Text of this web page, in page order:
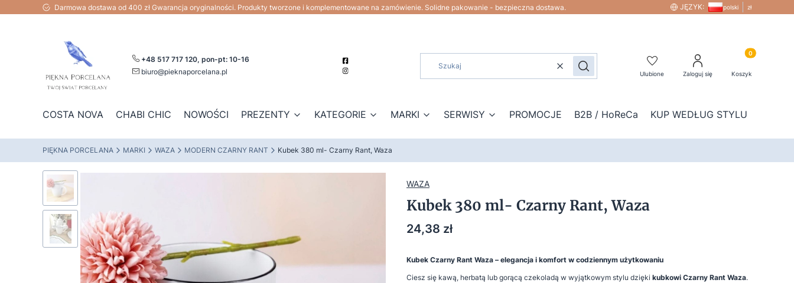
Darmowa dostawa od 400 zł Gwarancja oryginalności. Produkty tworzone i komplementowane na zamówienie. Solidne pakowanie - bezpieczna dostawa. JĘZYK: polski zł
+48 517 717 120, pon-pt: 10-16
biuro@pieknaporcelana.pl
WyczyśćSzukaj Ulubione Zaloguj się
Produkty w
Koszyk
COSTA NOVA CHABI CHIC NOWOŚCI PREZENTY KATEGORIE MARKI SERWISY PROMOCJE B2B / HoReCa KUP WEDŁUG STYLU
PIĘKNA PORCELANA MARKI WAZA MODERN CZARNY RANT Kubek 380 ml- Czarny Rant, Waza
WAZA
Kubek 380 ml- Czarny Rant, Waza
Cena
24,38 zł
Kubek Czarny Rant Waza – elegancja i komfort w codziennym użytkowaniu
Ciesz się kawą, herbatą lub gorącą czekoladą w wyjątkowym stylu dzięki kubkowi Czarny Rant Waza.